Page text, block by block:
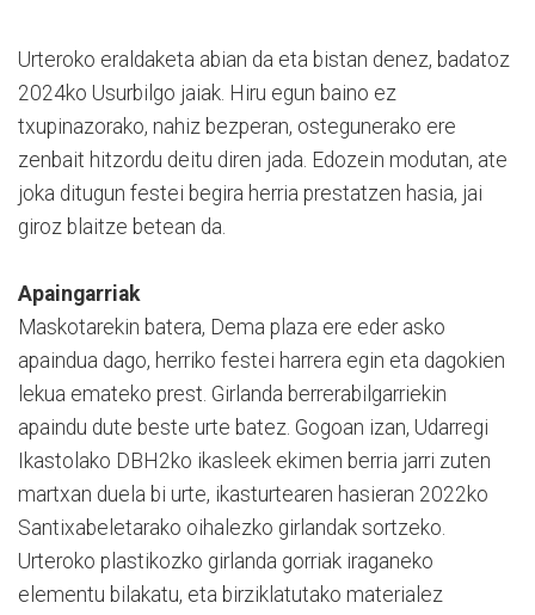
Urteroko eraldaketa abian da eta bistan denez, badatoz
2024ko Usurbilgo jaiak. Hiru egun baino ez
txupinazorako, nahiz bezperan, ostegunerako ere
zenbait hitzordu deitu diren jada. Edozein modutan, ate
joka ditugun festei begira herria prestatzen hasia, jai
giroz blaitze betean da.
Apaingarriak
Maskotarekin batera, Dema plaza ere eder asko
apaindua dago, herriko festei harrera egin eta dagokien
lekua emateko prest. Girlanda berrerabilgarriekin
apaindu dute beste urte batez. Gogoan izan, Udarregi
Ikastolako DBH2ko ikasleek ekimen berria jarri zuten
martxan duela bi urte, ikasturtearen hasieran 2022ko
Santixabeletarako oihalezko girlandak sortzeko.
Urteroko plastikozko girlanda gorriak iraganeko
elementu bilakatu, eta birziklatutako materialez